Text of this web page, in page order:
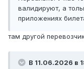
валидируют, а
приложениях
там другой
В 11.06.2026 в